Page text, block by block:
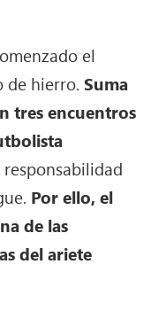
el
de hierro. Suma
tres encuentros
responsabilidad
Por ello, el
de las
del ariete